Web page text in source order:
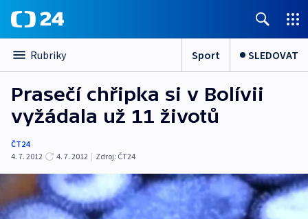
Rubriky Sport SLEDOVAT
Prasečí chřipka si v Bolívii
vyžádala už 11 životů
ČT24
4. 7. 2012
4. 7. 2012 | Zdroj: ČT24